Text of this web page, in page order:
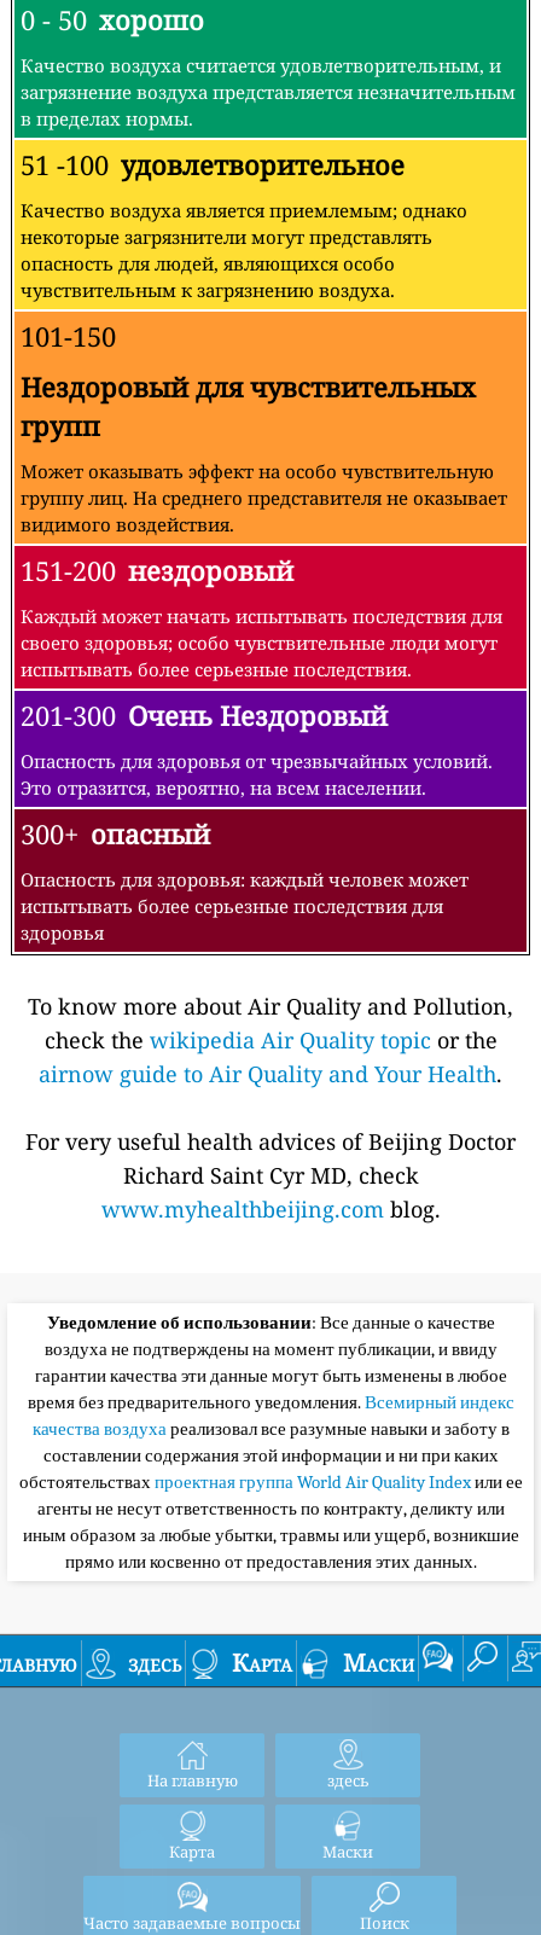
0 - 50 хорошо
Качество воздуха считается удовлетворительным, и
загрязнение воздуха представляется незначительным
в пределах нормы.
51 -100 удовлетворительное
Качество воздуха является приемлемым; однако
некоторые загрязнители могут представлять
опасность для людей, являющихся особо
чувствительным к загрязнению воздуха.
101-150
Нездоровый для чувствительных
групп
Может оказывать эффект на особо чувствительную
группу лиц. На среднего представителя не оказывает
видимого воздействия.
151-200 нездоровый
Каждый может начать испытывать последствия для
своего здоровья; особо чувствительные люди могут
испытывать более серьезные последствия.
201-300 Очень Нездоровый
Опасность для здоровья от чрезвычайных условий.
Это отразится, вероятно, на всем населении.
300+ опасный
Опасность для здоровья: каждый человек может
испытывать более серьезные последствия для
здоровья
To know more about Air Quality and Pollution,
check the wikipedia Air Quality topic or the
airnow guide to Air Quality and Your Health.
For very useful health advices of Beijing Doctor
Richard Saint Cyr MD, check
www.myhealthbeijing.comblog.
Уведомление об использовании: Все данные о качестве
воздуха не подтверждены на момент публикации, и ввиду
гарантии качества эти данные могут быть изменены в любое
время без предварительного уведомления.Всемирный индекс
качества воздухареализовал все разумные навыки и заботу в
составлении содержания этой информации и ни при каких
обстоятельствахпроектная группа World Air Quality Indexили ее
агенты не несут ответственность по контракту, деликту или
иным образом за любые убытки, травмы или ущерб, возникшие
прямо или косвенно от предоставления этих данных.
здесь Карта Маски
На главную здесь
Карта Маски
Часто задаваемые вопросы Поиск